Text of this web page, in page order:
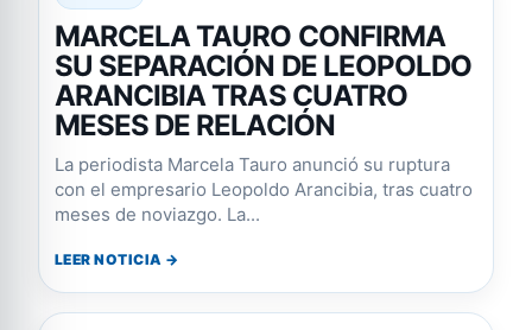
MARCELA TAURO CONFIRMA
SU SEPARACIÓN DE LEOPOLDO
ARANCIBIA TRAS CUATRO
MESES DE RELACIÓN
La periodista Marcela Tauro anunció su ruptura
con el empresario Leopoldo Arancibia, tras cuatro
meses de noviazgo. La...
LEER NOTICIA →